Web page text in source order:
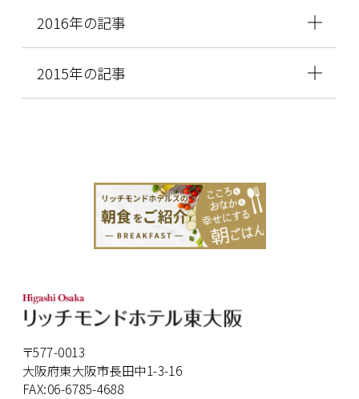
2016年の記事
2015年の記事
〒577-0013
大阪府東大阪市長田中1-3-16
FAX:06-6785-4688